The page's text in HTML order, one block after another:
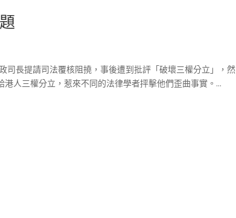
司長提請司法覆核阻撓，事後遭到批評「破壞三權分立」，然
人三權分立，惹來不同的法律學者抨擊他們歪曲事實。...